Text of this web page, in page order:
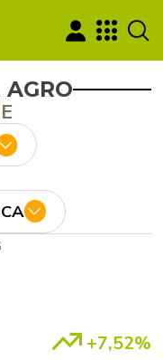
AGRO
+7,52%